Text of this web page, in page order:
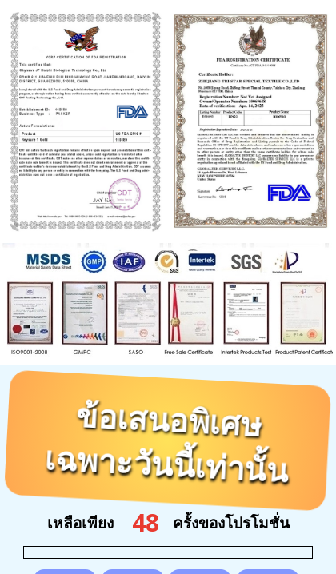
48
ข้อเสนอพิเศษ
เฉพาะวันนี้เท่านั้น
เหลือเพียง ครั้งของโปรโมชั่น